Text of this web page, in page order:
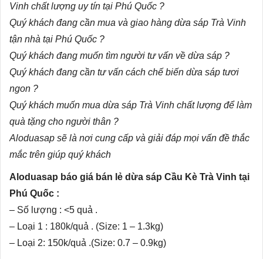
Vinh chất lượng uy tín tại Phú Quốc ?
Quý khách đang cần mua và giao hàng dừa sáp Trà Vinh
tận nhà tại Phú Quốc ?
Quý khách đang muốn tìm người tư vấn về dừa sáp ?
Quý khách đang cần tư vấn cách chế biến dừa sáp tươi
ngon ?
Quý khách muốn mua dừa sáp Trà Vinh chất lượng để làm
quà tặng cho người thân ?
Aloduasap sẽ là nơi cung cấp và giải đáp mọi vấn đề thắc
mắc trên giúp quý khách
Aloduasap báo giá bán lẻ dừa sáp Cầu Kè Trà Vinh tại
Phú Quốc :
– Số lượng : <5 quả .
– Loại 1 : 180k/quả . (Size: 1 – 1.3kg)
– Loại 2: 150k/quả .(Size: 0.7 – 0.9kg)